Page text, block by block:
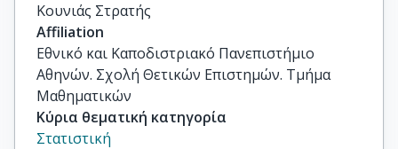
Κουνιάς Στρατής
Affiliation
Εθνικό και Καποδιστριακό Πανεπιστήμιο
Αθηνών. Σχολή Θετικών Επιστημών. Τμήμα
Μαθηματικών
Κύρια θεματική κατηγορία
Στατιστική